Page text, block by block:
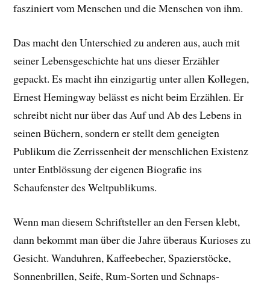
fasziniert vom Menschen und die Menschen von ihm.
Das macht den Unterschied zu anderen aus, auch mit
seiner Lebensgeschichte hat uns dieser Erzähler
gepackt. Es macht ihn einzigartig unter allen Kollegen,
Ernest Hemingway belässt es nicht beim Erzählen. Er
schreibt nicht nur über das Auf und Ab des Lebens in
seinen Büchern, sondern er stellt dem geneigten
Publikum die Zerrissenheit der menschlichen Existenz
unter Entblössung der eigenen Biografie ins
Schaufenster des Weltpublikums.
Wenn man diesem Schriftsteller an den Fersen klebt,
dann bekommt man über die Jahre überaus Kurioses zu
Gesicht. Wanduhren, Kaffeebecher, Spazierstöcke,
Sonnenbrillen, Seife, Rum-Sorten und Schnaps-